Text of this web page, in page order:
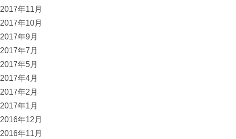
2017年11月
2017年10月
2017年9月
2017年7月
2017年5月
2017年4月
2017年2月
2017年1月
2016年12月
2016年11月